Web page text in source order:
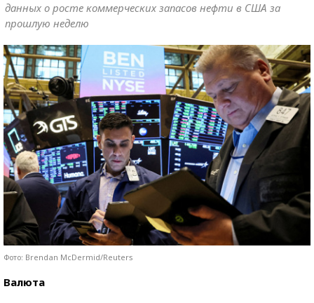
данных о росте коммерческих запасов нефти в США за
прошлую неделю
Фото: Brendan McDermid/Reuters
Валюта